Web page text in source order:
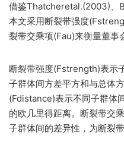
借鉴Thatcheretal.(2003)、
本文采用断裂带强度
裂带交乘项(Fau)来衡量董事
断裂带强度(Fstrength)表示
子群体间方差平方和与总体
(Fdistance)表示不同子群体
的欧几里得距离。断裂带交
子群体间的差异性，为断裂